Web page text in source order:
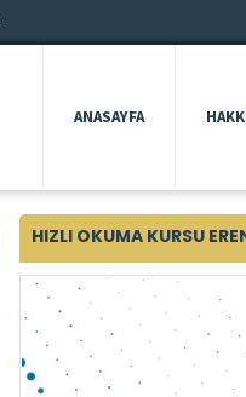
ANASAYFA
HIZLI OKUMA KURSU